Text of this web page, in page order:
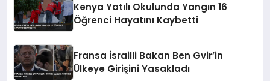
Kenya Yatılı Okulunda Yangın 16
Öğrenci Hayatını Kaybetti
Fransa İsrailli Bakan Ben Gvir’in
Ülkeye Girişini Yasakladı